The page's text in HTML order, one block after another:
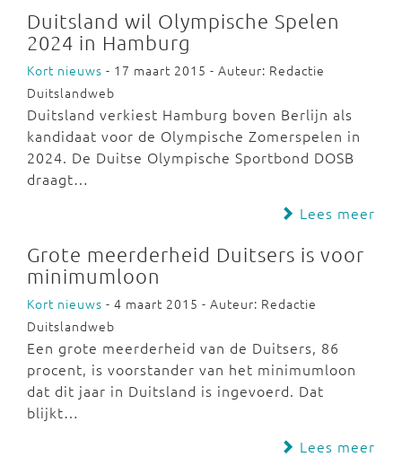
Duitsland wil Olympische Spelen
2024 in Hamburg
Kort nieuws - 17 maart 2015 - Auteur: Redactie
Duitslandweb
Duitsland verkiest Hamburg boven Berlijn als
kandidaat voor de Olympische Zomerspelen in
2024. De Duitse Olympische Sportbond DOSB
draagt…
Lees meer
Grote meerderheid Duitsers is voor
minimumloon
Kort nieuws - 4 maart 2015 - Auteur: Redactie
Duitslandweb
Een grote meerderheid van de Duitsers, 86
procent, is voorstander van het minimumloon
dat dit jaar in Duitsland is ingevoerd. Dat
blijkt…
Lees meer